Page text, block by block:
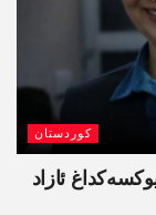
کوردستان
ئازاد